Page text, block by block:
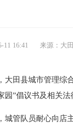
11 16:41 来源：大
田县城市管理综合
园”倡议书及相关法
队员耐心向店主